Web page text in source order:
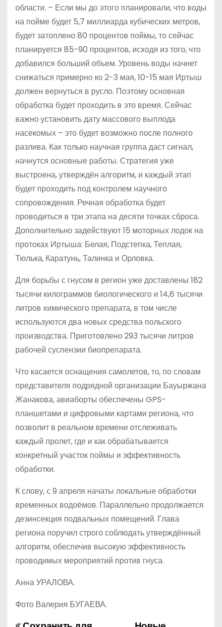
области. – Если мы до этого планировали, что воды
на пойме будет 5,7 миллиарда кубических метров,
будет затоплено 80 процентов поймы, то сейчас
планируется 85-90 процентов, исходя из того, что
добавился больший объем. Уровень воды начнет
снижаться примерно ко 2-3 мая, 10-15 мая Иртыш
должен вернуться в русло. Поэтому основная
обработка будет проходить в это время. Сейчас
важно установить дату массового выплода
насекомых – это будет возможно после полного
разлива. Как только научная группа даст сигнал,
начнутся основные работы. Стратегия уже
выстроена, утверждён алгоритм, и каждый этап
будет проходить под контролем научного
сопровождения. Речная обработка будет
проводиться в три этапа на десяти точках сброса.
Дополнительно задействуют 15 моторных лодок на
протоках Иртыша: Белая, Подстепка, Теплая,
Тюлька, Каратунь, Талинка и Орловка.
Для борьбы с гнусом в регион уже доставлены 182
тысячи килограммов биологического и 14,6 тысячи
литров химического препарата, в том числе
используются два новых средства польского
производства. Приготовлено 293 тысячи литров
рабочей суспензии биопрепарата.
Что касается оснащения самолетов, то, по словам
представителя подрядной организации Бауыржана
Жанакова, авиаборты обеспечены GPS-
планшетами и цифровыми картами региона, что
позволит в реальном времени отслеживать
каждый пролет, где и как обрабатывается
конкретный участок поймы и эффективность
обработки.
К слову, с 9 апреля начаты локальные обработки
временных водоёмов. Параллельно продолжается
дезинсекция подвальных помещений. Глава
региона поручил строго соблюдать утверждённый
алгоритм, обеспечив высокую эффективность
проводимых мероприятий против гнуса.
Анна УРАЛОВА.
Фото Валерия БУГАЕВА.